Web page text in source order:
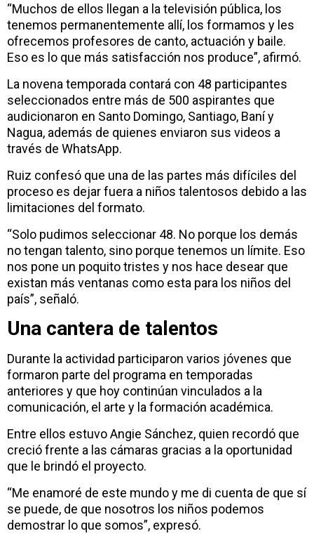
“Muchos de ellos llegan a la televisión pública, los
tenemos permanentemente allí, los formamos y les
ofrecemos profesores de canto, actuación y baile.
Eso es lo que más satisfacción nos produce”, afirmó.
La novena temporada contará con 48 participantes
seleccionados entre más de 500 aspirantes que
audicionaron en Santo Domingo, Santiago, Baní y
Nagua, además de quienes enviaron sus videos a
través de WhatsApp.
Ruiz confesó que una de las partes más difíciles del
proceso es dejar fuera a niños talentosos debido a las
limitaciones del formato.
“Solo pudimos seleccionar 48. No porque los demás
no tengan talento, sino porque tenemos un límite. Eso
nos pone un poquito tristes y nos hace desear que
existan más ventanas como esta para los niños del
país”, señaló.
Una cantera de talentos
Durante la actividad participaron varios jóvenes que
formaron parte del programa en temporadas
anteriores y que hoy continúan vinculados a la
comunicación, el arte y la formación académica.
Entre ellos estuvo Angie Sánchez, quien recordó que
creció frente a las cámaras gracias a la oportunidad
que le brindó el proyecto.
“Me enamoré de este mundo y me di cuenta de que sí
se puede, de que nosotros los niños podemos
demostrar lo que somos”, expresó.